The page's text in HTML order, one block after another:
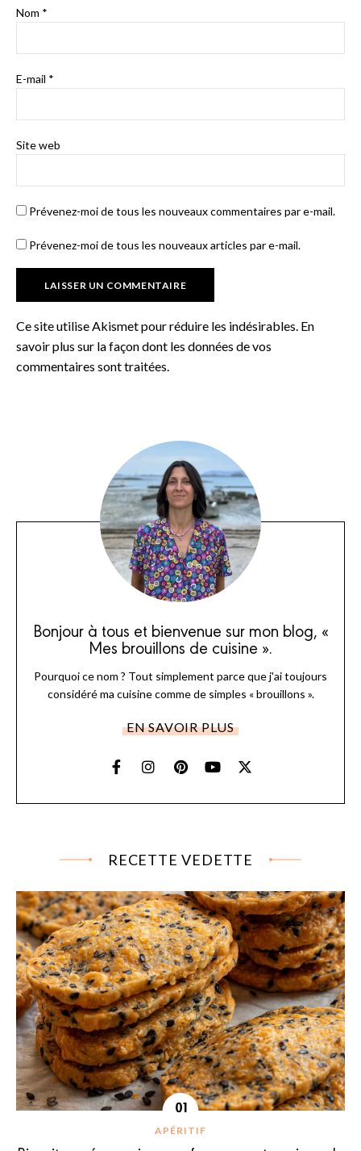
Nom *
E-mail *
Site web
Prévenez-moi de tous les nouveaux commentaires par e-mail.
Prévenez-moi de tous les nouveaux articles par e-mail.
Ce site utilise Akismet pour réduire les indésirables. En
savoir plus sur la façon dont les données de vos
commentaires sont traitées.
Bonjour à tous et bienvenue sur mon blog, «
Mes brouillons de cuisine ».
Pourquoi ce nom ? Tout simplement parce que j'ai toujours
considéré ma cuisine comme de simples « brouillons ».
EN SAVOIR PLUS
RECETTE VEDETTE
APÉRITIF